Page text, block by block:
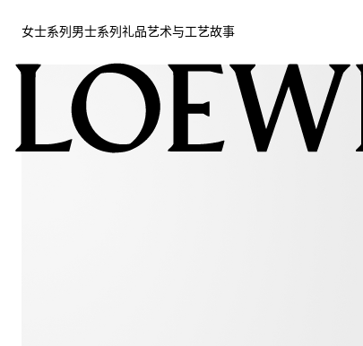
女士系列 男士系列 礼品艺术与工艺故事
女士系列
艺术与工艺